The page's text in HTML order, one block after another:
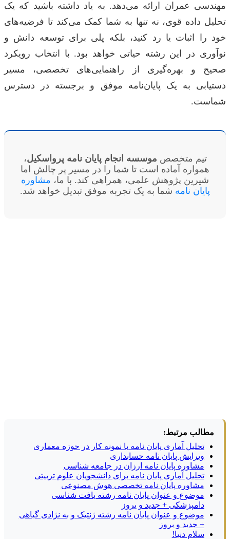
مهندسی عمران ارائه می‌دهد. به یاد داشته باشید که یک
تحلیل داده قوی، نه تنها به شما کمک می‌کند تا فرضیه‌های
خود را اثبات یا رد کنید، بلکه پلی برای توسعه دانش و
نوآوری در این رشته حیاتی خواهد بود. با انتخاب رویکرد
صحیح و بهره‌گیری از راهنمایی‌های تخصصی، مسیر
دستیابی به یک پایان‌نامه موفق و برجسته در دسترس
شماست.
تیم متخصص موسسه انجام پایان نامه پرواسکیل،
همواره آماده است تا شما را در مسیر پر چالش اما
شیرین پژوهش علمی، همراهی کند. با ما، مشاوره
پایان نامه شما به یک تجربه موفق تبدیل خواهد شد.
مطالب مرتبط:
تحلیل آماری پایان نامه با نمونه کار در حوزه معماری
ویرایش پایان نامه حسابداری
مشاوره پایان نامه ارزان در جامعه شناسی
تحلیل آماری پایان نامه برای دانشجویان علوم تربیتی
مشاوره پایان نامه تخصصی هوش مصنوعی
موضوع و عنوان پایان نامه رشته بافت شناسی
دامپزشکی + جدید و بروز
موضوع و عنوان پایان نامه رشته ژنتیک و به نژادی گیاهی
+ جدید و بروز
سلام دنیا!